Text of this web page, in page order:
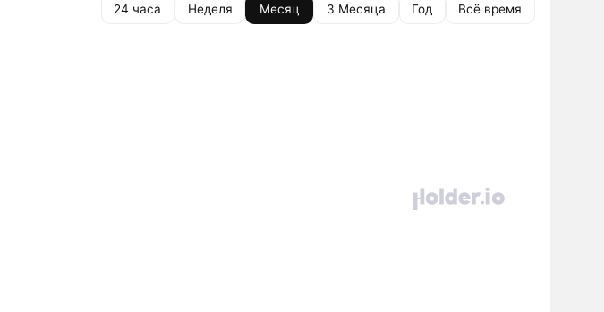
24 часа Неделя Месяц 3 Месяца Год Всё время